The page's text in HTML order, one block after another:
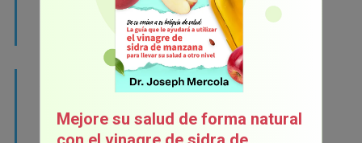
órganos se benefician mucho de estas
moléculas. Por lo tanto, nunca está de más.
Entonces, todo parece indicar que cuando
descompone. Una vez que llega a los
Mejore su salud de forma natural